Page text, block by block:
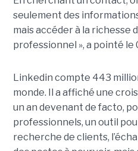
seulement des
mais accéder à la richesse
professionnel », a pointé le
Linkedin compte 443
monde. Il a affiché une
un an devenant de facto,
professionnels, un outil
recherche de clients,